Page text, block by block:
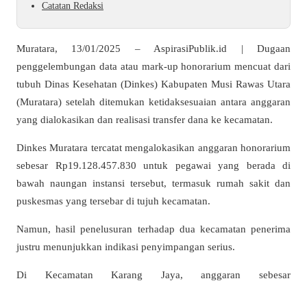
Catatan Redaksi
Muratara, 13/01/2025 – AspirasiPublik.id | Dugaan
penggelembungan data atau mark-up honorarium mencuat dari
tubuh Dinas Kesehatan (Dinkes) Kabupaten Musi Rawas Utara
(Muratara) setelah ditemukan ketidaksesuaian antara anggaran
yang dialokasikan dan realisasi transfer dana ke kecamatan.
Dinkes Muratara tercatat mengalokasikan anggaran honorarium
sebesar Rp19.128.457.830 untuk pegawai yang berada di
bawah naungan instansi tersebut, termasuk rumah sakit dan
puskesmas yang tersebar di tujuh kecamatan.
Namun, hasil penelusuran terhadap dua kecamatan penerima
justru menunjukkan indikasi penyimpangan serius.
Di Kecamatan Karang Jaya, anggaran sebesar